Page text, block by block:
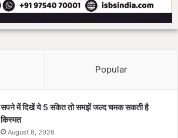
Popular
सपने में दिखें ये 5 संकेत तो समझें जल्द चमक सकती है
किस्मत
August 8, 2026